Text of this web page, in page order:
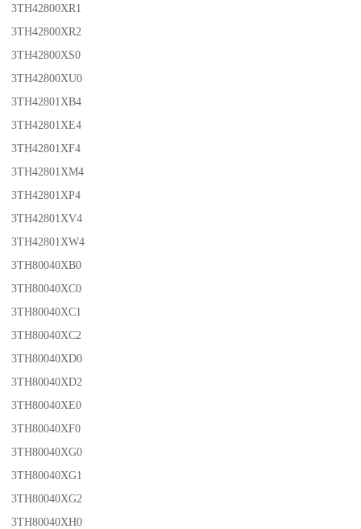
3TH42800XR1
3TH42800XR2
3TH42800XS0
3TH42800XU0
3TH42801XB4
3TH42801XE4
3TH42801XF4
3TH42801XM4
3TH42801XP4
3TH42801XV4
3TH42801XW4
3TH80040XB0
3TH80040XC0
3TH80040XC1
3TH80040XC2
3TH80040XD0
3TH80040XD2
3TH80040XE0
3TH80040XF0
3TH80040XG0
3TH80040XG1
3TH80040XG2
3TH80040XH0